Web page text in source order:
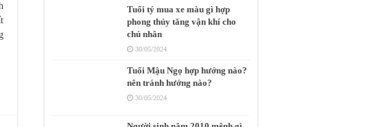
Tuổi tý mua xe màu gì hợp
phong thủy tăng vận khí cho
chủ nhân
30/05/2024
Tuổi Mậu Ngọ hợp hướng nào?
nên tránh hướng nào?
30/05/2024